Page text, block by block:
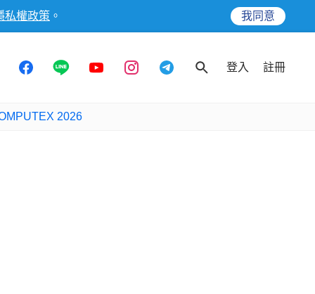
私權政策 。 我同意
登入 註冊
2026